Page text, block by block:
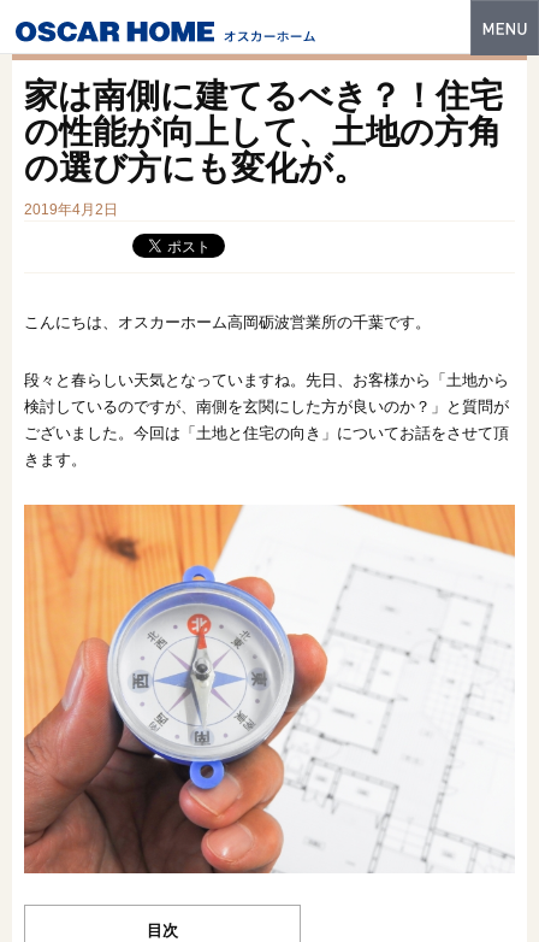
特長
性能・技術
建築実例
フォトギャラリー
販売中の物件
土地情報
オンライン相談会
家は南側に建てるべき？！住宅
の性能が向上して、土地の方角
の選び方にも変化が。
2019年4月2日
こんにちは、オスカーホーム高岡砺波営業所の千葉です。
段々と春らしい天気となっていますね。先日、お客様から「土地から
検討しているのですが、南側を玄関にした方が良いのか？」と質問が
ございました。今回は「土地と住宅の向き」についてお話をさせて頂
きます。
目次